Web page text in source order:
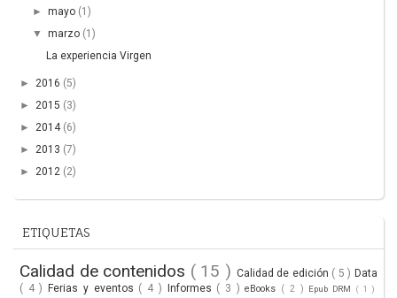
►mayo (1)
▼marzo (1)
La experiencia Virgen
► 2016 (5)
► 2015 (3)
► 2014 (6)
► 2013 (7)
► 2012 (2)
ETIQUETAS
Calidad de contenidos ( 15 ) Calidad de edición ( 5 ) Data
( 4 )
Ferias y eventos ( 4 ) Informes ( 3 )eBooks ( 2 ) Epub DRM
( 1 )